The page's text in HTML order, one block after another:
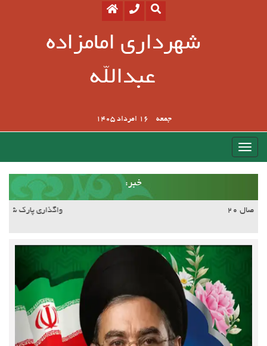
شهرداری امامزاده
عبدالله
جمعه 16 امرداد 1405
:خبر
آسفالت کوچه وصال ۲۰